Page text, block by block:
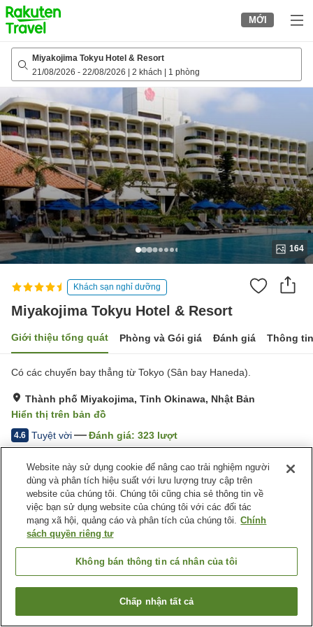
to
top
page
MỚI
Miyakojima Tokyu Hotel & Resort
21/08/2026 - 22/08/2026 2 khách 1 phòng
164
Khách sạn nghỉ dưỡng
Miyakojima Tokyu Hotel & Resort
Giới thiệu tổng quát Phòng và Gói giá Đánh giá Thông
Có các chuyến bay thẳng từ Tokyo (Sân bay Haneda).
Thành phố Miyakojima, Tỉnh Okinawa, Nhật Bản
Hiển thị trên bản đồ
4.6 Tuyệt vời Đánh giá: 323 lượt
Tiện nghi chỗ nghỉ
Bãi đỗ xe
Spa / Salon
Nhà hàng
Bar
Trang chủ Nhật Bản Tỉnh Okinawa
Thành phố Miyakojima
Miyakojima Tokyu Hotel & Resort
Tìm phòng trống
Website này sử dụng cookie để nâng cao trải nghiệm người
dùng và phân tích hiệu suất với lưu lượng truy cập trên
website của chúng tôi. Chúng tôi cũng chia sẻ thông tin về
việc bạn sử dụng website của chúng tôi với các đối tác
mạng xã hội, quảng cáo và phân tích của chúng tôi. Chính
sách quyền riêng tư
Không bán thông tin cá nhân của tôi
Chấp nhận tất cả